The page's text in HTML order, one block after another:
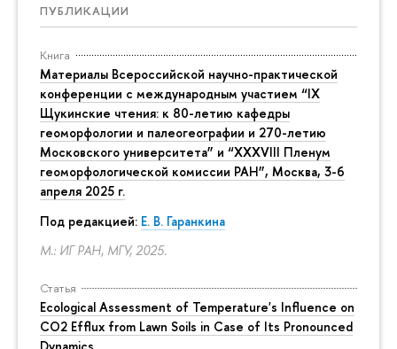
ПУБЛИКАЦИИ
Книга
Материалы Всероссийской научно-практической
конференции с международным участием “IX
Щукинские чтения: к 80-летию кафедры
геоморфологии и палеогеографии и 270-летию
Московского университета” и “XXXVIII Пленум
геоморфологической комиссии РАН”, Москва, 3-6
апреля 2025 г.
Под редакцией: Е. В. Гаранкина
М.: ИГ РАН, МГУ, 2025.
Статья
Ecological Assessment of Temperature's Influence on
CO2 Efflux from Lawn Soils in Case of Its Pronounced